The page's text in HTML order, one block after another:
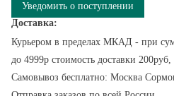
Уведомить о поступлении
Доставка:
Курьером в пределах МКАД - при
до 4999р стоимость доставки
Самовывоз бесплатно: Москва